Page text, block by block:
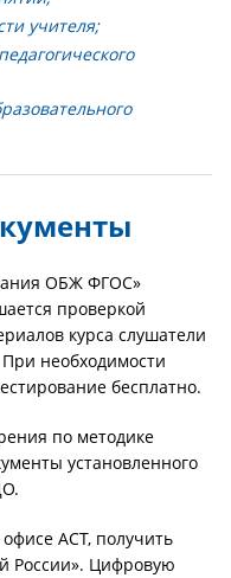
учителя;
ОБЖ ФГОС»
проверкой
курса слушатели
необходимости
бесплатно.
по методике
установленного
АСТ, получить
России». Цифровую